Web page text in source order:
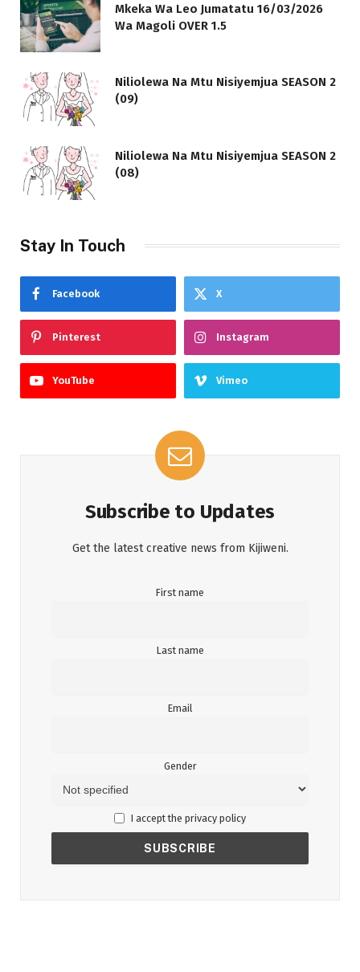
Mkeka Wa Leo Jumatatu 16/03/2026
Wa Magoli OVER 1.5
Niliolewa Na Mtu Nisiyemjua SEASON 2
(09)
Niliolewa Na Mtu Nisiyemjua SEASON 2
(08)
Stay In Touch
Facebook X
Pinterest Instagram
YouTube Vimeo
Subscribe to Updates
Get the latest creative news from Kijiweni.
First name
Last name
Email
Gender
I accept the privacy policy